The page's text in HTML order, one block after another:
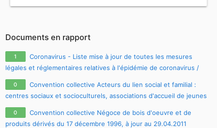
Documents en rapport
1
Coronavirus - Liste mise à jour de toutes les mesures
légales et réglementaires relatives à l'épidémie de coronavirus /
covid-19 / sars-cov-2
0
Convention collective Acteurs du lien social et familial :
centres sociaux et socioculturels, associations d'accueil de jeunes
enfants, associations de développement social local du 4 juin 1983,
à jour au 25.01.2010
0
Convention collective Négoce de bois d'oeuvre et de
produits dérivés du 17 décembre 1996, à jour au 29.04.2011